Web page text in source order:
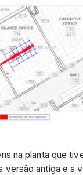
na planta que
versão antiga e a